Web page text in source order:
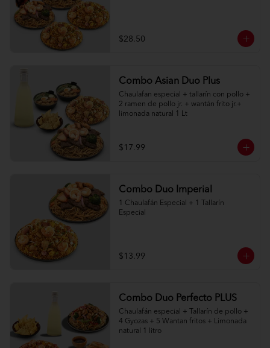
$28.50
Combo Asian Duo Plus
Chaulafan especial + tallarín con pollo +
2 ramen de pollo jr. + wantán frito jr.+
limonada natural 1 Lt
$17.99
Combo Duo Imperial
1 Chaulafán Especial + 1 Tallarín
Especial
$13.99
Combo Duo Perfecto PLUS
Chaulafán especial + Tallarín de pollo +
4 Gyozas + 5 Wantan fritos + Limonada
natural 1 litro